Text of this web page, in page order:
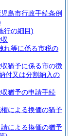
島市行政手続条例
行の細目)
れ等に係る市税の
猶予に係る市の徴
付又は分割納入の
猶予の申請手続
による換価の猶予
による換価の猶予